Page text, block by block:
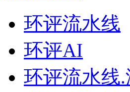
环评流水线
环评AI
环评流水线